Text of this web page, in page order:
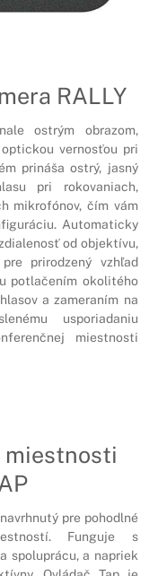
RALLY
ostrým obrazom,
vernosťou pri
prináša ostrý, jasný
pri rokovaniach,
mikrofónov, čím vám
Automaticky
od objektívu,
prirodzený vzhľad
potlačením okolitého
a zameraním na
usporiadaniu
miestnosti
miestnosti
pre pohodlné
Funguje s
spoluprácu, a napriek